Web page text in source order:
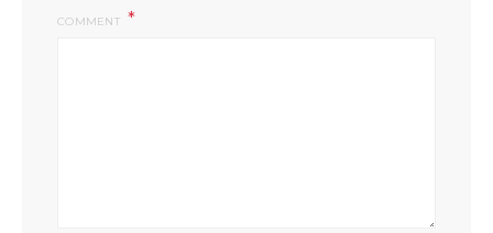
COMMENT